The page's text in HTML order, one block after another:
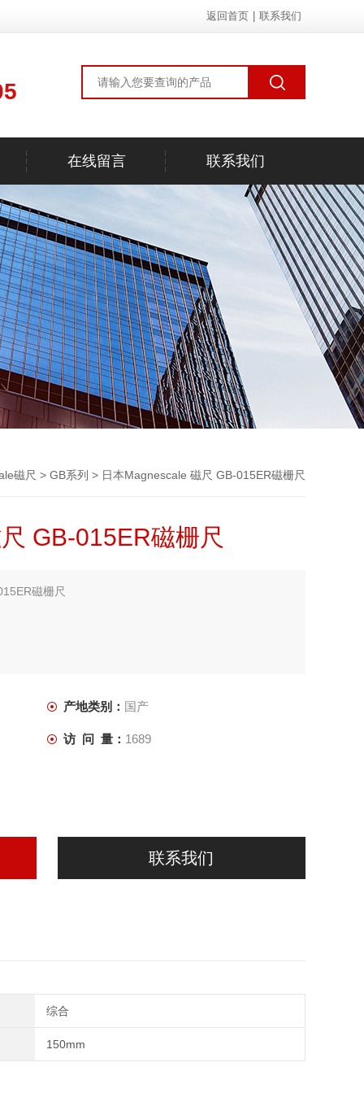
返回首页 联系我们
在线留言 联系我们
磁尺 > GB系列 > 日本Magnescale 磁尺 GB-015ER磁栅尺
GB-015ER磁栅尺
磁栅尺
产地类别： 国产
访 问 量： 1689
联系我们
综合
150mm